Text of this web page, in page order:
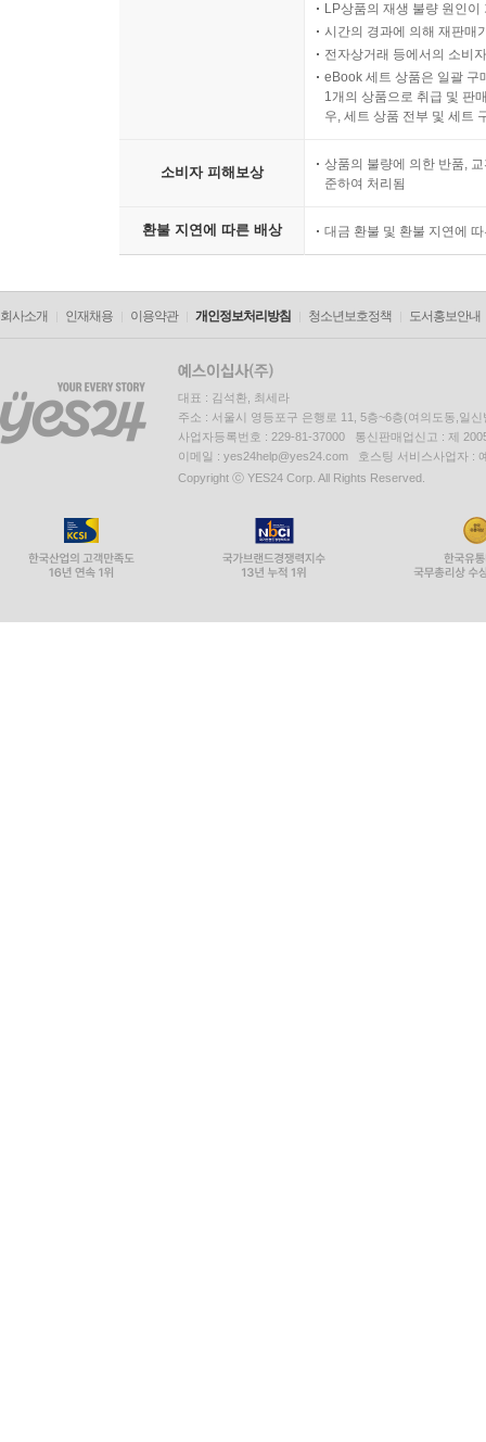
LP상품의 재생 불량 원인
시간의 경과에 의해 재판매
전자상거래 등에서의 소비
eBook 세트 상품은 일괄 구
1개의 상품으로 취급 및 판
우, 세트 상품 전부 및 세트
소비자 피해보상
상품의 불량에 의한 반품,
준하여 처리됨
환불 지연에 따른 배상 대금 환불 및 환불 지연에
회사소개 인재채용 이용약관 개인정보처리방침 청소년보호정책 도서홍보안내
대표 : 김석환, 최세라
주소 : 서울시 영등포구 은행로 11, 5층~6층(여의도동,일신
사업자등록번호 : 229-81-37000 통신판매업신고 : 제
이메일 : yes24help@yes24.com 호스팅 서비스사업자 :
Copyright ⓒ YES24 Corp. All Rights Reserved.